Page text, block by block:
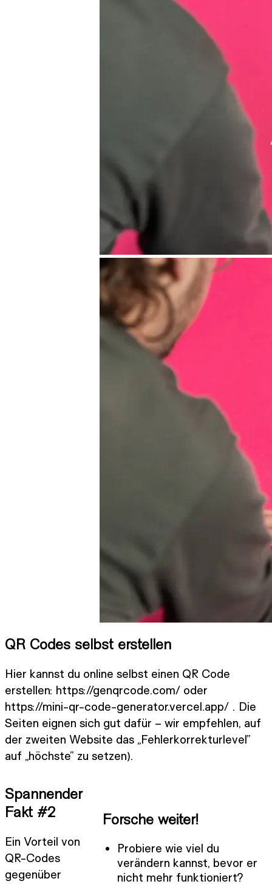
QR Codes selbst erstellen
Hier kannst du online selbst einen QR Code
erstellen: https://genqrcode.com/ oder
https://mini-qr-code-generator.vercel.app/ . Die
Seiten eignen sich gut dafür – wir empfehlen, auf
der zweiten Website das „Fehlerkorrekturlevel”
auf „höchste” zu setzen).
Spannender
Fakt #2
Ein Vorteil von
QR-Codes
gegenüber
Forsche weiter!
Probiere wie viel du
verändern kannst, bevor er
nicht mehr funktioniert?